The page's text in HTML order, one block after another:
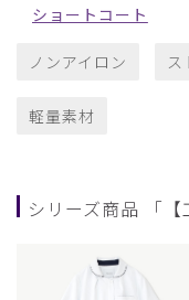
ショートコート
ノンアイロン ス
軽量素材
シリーズ商品 「【